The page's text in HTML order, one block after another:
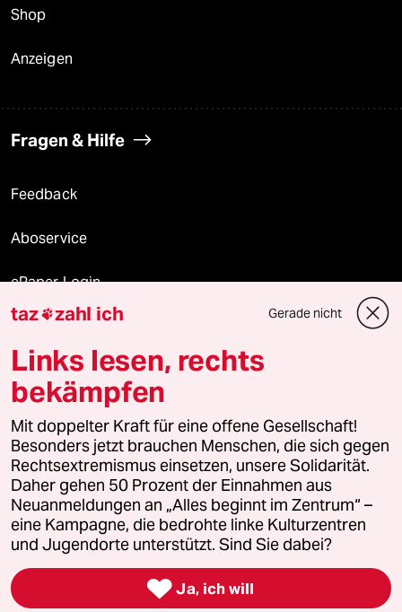
Shop
Anzeigen
Fragen & Hilfe
Feedback
Aboservice
ePaper Login
Downloads für Abonnierende
© 2026 taz Verlags und Vertriebs GmbH
Alle Rechte vorbehalten. Bei rechtlichen Fragen oder für Genehmigungen
wenden Sie sich bitte an
lizenzen@taz.de
Feedback Redaktionsstatut Kommune-Richtlinien
Leitlinie Informant Datenschutz Impressum AGB
Seitenwende Einwilligungen widerrufen (Ads)
taz zahl ich Gerade nicht
Links lesen, rechts
bekämpfen
Mit doppelter Kraft für eine offene Gesellschaft!
Besonders jetzt brauchen Menschen, die sich gegen
Rechtsextremismus einsetzen, unsere Solidarität.
Daher gehen 50 Prozent der Einnahmen aus
Neuanmeldungen an „Alles beginnt im Zentrum“ –
eine Kampagne, die bedrohte linke Kulturzentren
und Jugendorte unterstützt. Sind Sie dabei?
 Ja, ich will